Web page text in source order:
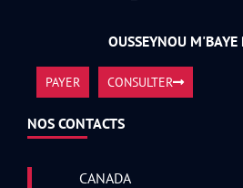
OUSSEYNOU
PAYER CONSULTER
NOS CONTACTS
CANADA